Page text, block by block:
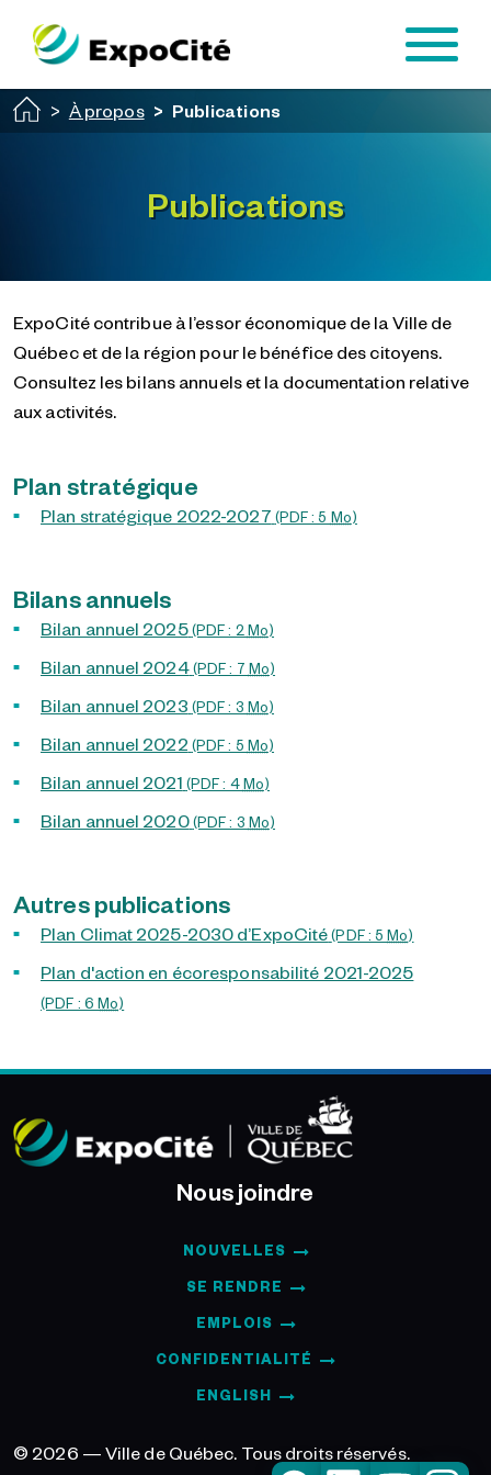
Passer au contenu principal
À propos Publications
Publications
ExpoCité contribue à l’essor économique de la Ville de
Québec et de la région pour le bénéfice des citoyens.
Consultez les bilans annuels et la documentation relative
aux activités.
Plan stratégique
Plan stratégique 2022-2027 (PDF : 5 Mo)
Bilans annuels
Bilan annuel 2025 (PDF : 2 Mo)
Bilan annuel 2024 (PDF : 7 Mo)
Bilan annuel 2023 (PDF : 3 Mo)
Bilan annuel 2022 (PDF : 5 Mo)
Bilan annuel 2021 (PDF : 4Mo)
Bilan annuel 2020 (PDF : 3 Mo)
Autres publications
Plan Climat 2025-2030 d’ExpoCité (PDF : 5Mo)
Plan d'action en écoresponsabilité 2021-2025
(PDF : 6 Mo)
Nous joindre
NOUVELLES
SE RENDRE
EMPLOIS
CONFIDENTIALITÉ
ENGLISH
© 2026 — Ville de Québec. Tous droits réservés.